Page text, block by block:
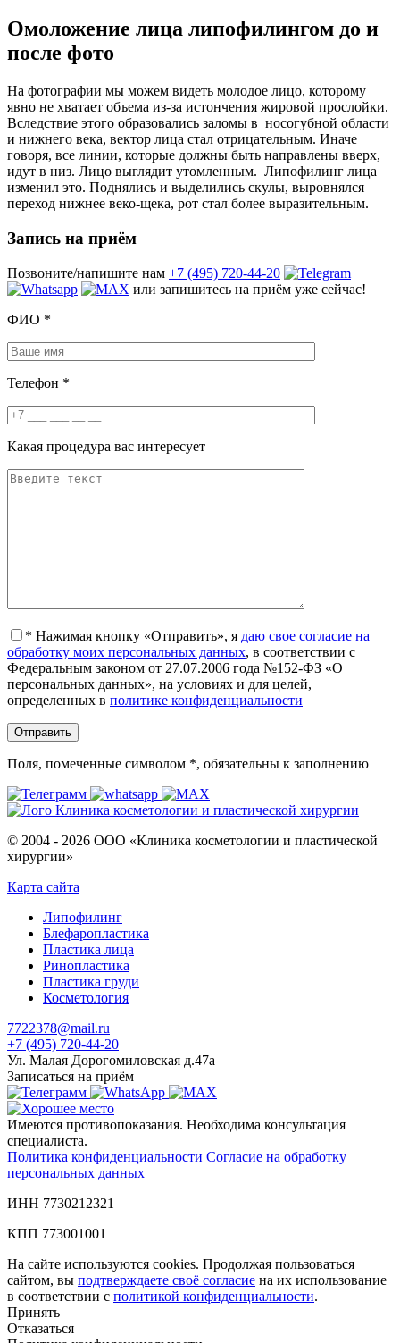
Омоложение лица липофилингом до и
после фото
На фотографии мы можем видеть молодое лицо, которому
явно не хватает объема из-за истончения жировой прослойки.
Вследствие этого образовались заломы в носогубной области
и нижнего века, вектор лица стал отрицательным. Иначе
говоря, все линии, которые должны быть направлены вверх,
идут в низ. Лицо выглядит утомленным. Липофилинг лица
изменил это. Поднялись и выделились скулы, выровнялся
переход нижнее веко-щека, рот стал более выразительным.
Запись на приём
Позвоните/напишите нам +7 (495) 720-44-20
или запишитесь на приём уже сейчас!
ФИО *
Телефон *
Какая процедура вас интересует
* Нажимая кнопку «Отправить», я даю свое согласие на
обработку моих персональных данных, в соответствии с
Федеральным законом от 27.07.2006 года №152-ФЗ «О
персональных данных», на условиях и для целей,
определенных в политике конфиденциальности
Поля, помеченные символом *, обязательны к заполнению
© 2004 - 2026 ООО «Клиника косметологии и пластической
хирургии»
Карта сайта
Липофилинг
Блефаропластика
Пластика лица
Ринопластика
Пластика груди
Косметология
7722378@mail.ru
+7 (495) 720-44-20
Ул. Малая Дорогомиловская д.47а
Записаться на приём
Имеются противопоказания. Необходима консультация
специалиста.
Политика конфиденциальности Согласие на обработку
персональных данных
ИНН 7730212321
КПП 773001001
На сайте используются cookies. Продолжая пользоваться
сайтом, вы подтверждаете своё согласие на их использование
в соответствии с политикой конфиденциальности.
Принять
Отказаться